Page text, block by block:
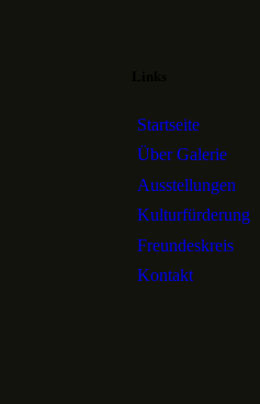
Startseite
Über Galerie
Ausstellungen
Kulturfürderung
Freundeskreis
Kontakt